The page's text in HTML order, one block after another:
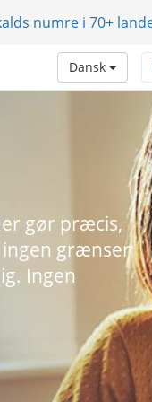
numre i 70+
Dansk
gør præcis,
ingen grænser
Ingen